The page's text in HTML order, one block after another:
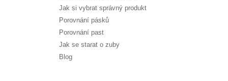
Jak si vybrat správný produkt
Porovnání pásků
Porovnání past
Jak se starat o zuby
Blog